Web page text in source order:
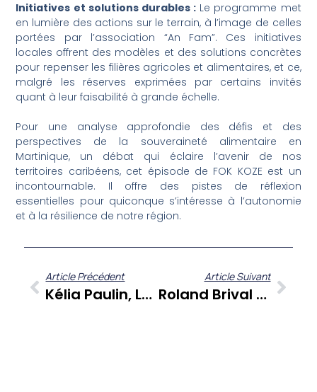
Initiatives et solutions durables : Le programme met
en lumière des actions sur le terrain, à l’image de celles
portées par l’association “An Fam”. Ces initiatives
locales offrent des modèles et des solutions concrètes
pour repenser les filières agricoles et alimentaires, et ce,
malgré les réserves exprimées par certains invités
quant à leur faisabilité à grande échelle.
Pour une analyse approfondie des défis et des
perspectives de la souveraineté alimentaire en
Martinique, un débat qui éclaire l’avenir de nos
territoires caribéens, cet épisode de FOK KOZE est un
incontournable. Il offre des pistes de réflexion
essentielles pour quiconque s’intéresse à l’autonomie
et à la résilience de notre région.
Article Précédent
Kélia Paulin, La Révélation Créole De 2024, Se Livre Sur Son Parcours Inattendu Dans Sé Zafè Nou
Article Suivant
Roland Brival Au Cœur De L’Europe Des Lumières : Quand Martinique Et Wagner Se Rencontrent Dans Au Gré Des Pages